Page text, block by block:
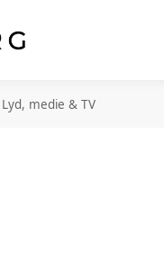
medie & TV